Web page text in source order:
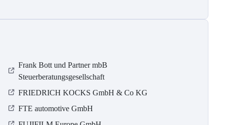
Frank Bott und Partner mbB
Steuerberatungsgesellschaft
FRIEDRICH KOCKS GmbH & Co KG
FTE automotive GmbH